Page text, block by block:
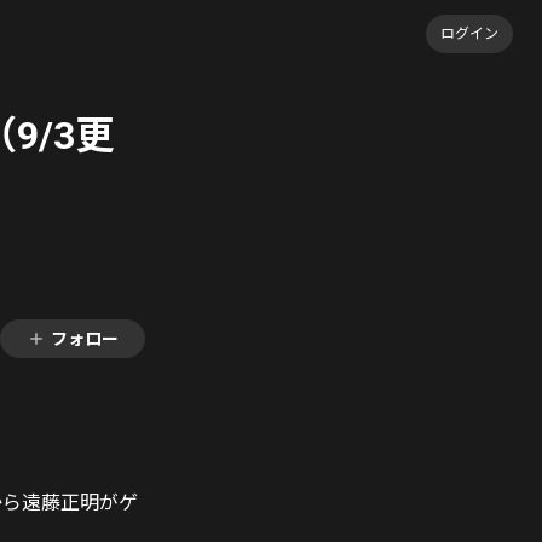
ログイン
9/3更
フォロー
遠藤正明がゲ